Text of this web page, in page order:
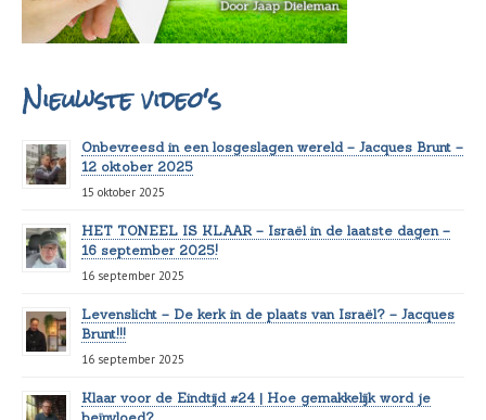
Nieuwste video's
Onbevreesd in een losgeslagen wereld – Jacques Brunt –
12 oktober 2025
15 oktober 2025
HET TONEEL IS KLAAR – Israël in de laatste dagen –
16 september 2025!
16 september 2025
Levenslicht – De kerk in de plaats van Israël? – Jacques
Brunt!!!
16 september 2025
Klaar voor de Eindtijd #24 | Hoe gemakkelijk word je